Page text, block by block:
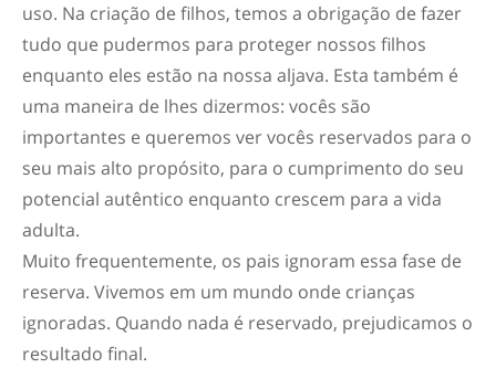
uso. Na criação de filhos, temos a obrigação de fazer
tudo que pudermos para proteger nossos filhos
enquanto eles estão na nossa aljava. Esta também é
uma maneira de lhes dizermos: vocês são
importantes e queremos ver vocês reservados para o
seu mais alto propósito, para o cumprimento do seu
potencial autêntico enquanto crescem para a vida
adulta.
Muito frequentemente, os pais ignoram essa fase de
reserva. Vivemos em um mundo onde crianças
ignoradas. Quando nada é reservado, prejudicamos o
resultado final.